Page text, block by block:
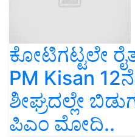
ಕೋಟಿಗಟ್ಟಲೇ
PM Kisan
ಶೀಘ್ರದಲ್ಲೇ
ಪಿಎಂ ಮೋದಿ..